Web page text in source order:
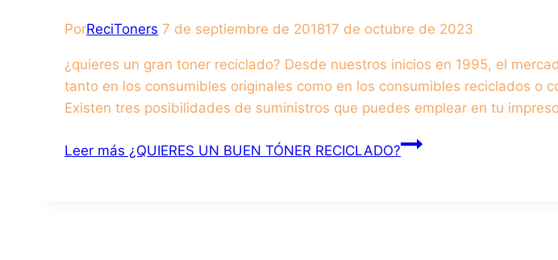
PorReciToners 7 de septiembre de 201817 de octubre de 2023
¿quieres un gran toner reciclado? Desde nuestros inicios en 1995, el
tanto en los consumibles originales como en los consumibles reciclados
Existen tres posibilidades de suministros que puedes emplear en tu
Leer más ¿QUIERES UN BUEN TÓNER RECICLADO?